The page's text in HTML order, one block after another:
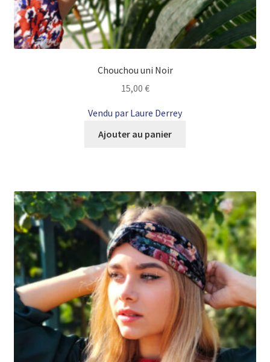
Chouchou uni Noir
15,00 €
Vendu par Laure Derrey
Ajouter au panier